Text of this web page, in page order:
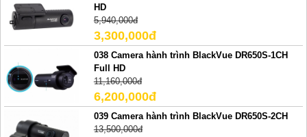
HD
5,940,000đ
3,300,000đ
038 Camera hành trình BlackVue DR650S-1CH
Full HD
11,160,000đ
6,200,000đ
039 Camera hành trình BlackVue DR650S-2CH
13,500,000đ